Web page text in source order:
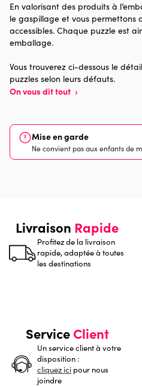
Provenance
Dimensions
En valorisant des produits à
le gaspillage et vous permettons
accessibles. Chaque puzzle est
emballage.
Vous trouverez ci-dessous le
puzzles selon leurs défauts.
On vous dit tout ›
Mise en garde
Ne convient pas aux enfants de
Livraison Rapide
Profitez de la livraison
rapide, adaptée à toutes
les destinations
ServiceClient
Un service client à votre
disposition :
cliquez ici pour nous
joindre